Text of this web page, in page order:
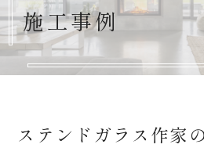
施工事例
ステンドガラス作家